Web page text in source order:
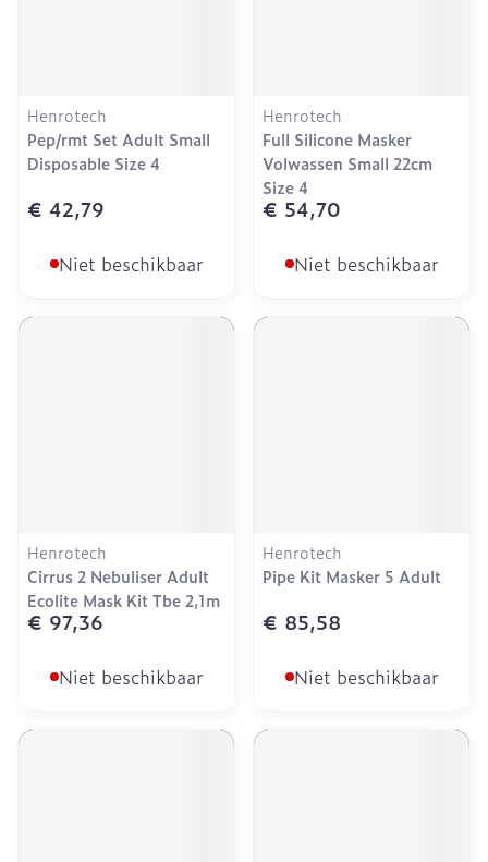
Henrotech
Pep/rmt Set Adult Small
Disposable Size 4
€ 42,79
Niet beschikbaar
Henrotech
Full Silicone Masker
Volwassen Small 22cm
Size 4
€ 54,70
Niet beschikbaar
Henrotech
Cirrus 2 Nebuliser Adult
Ecolite Mask Kit Tbe 2,1m
€ 97,36
Niet beschikbaar
Henrotech
Pipe Kit Masker 5 Adult
€ 85,58
Niet beschikbaar